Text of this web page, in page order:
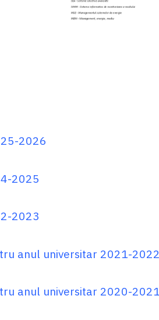
2026
2025
2023
anul universitar 2021-2022
anul universitar 2020-2021